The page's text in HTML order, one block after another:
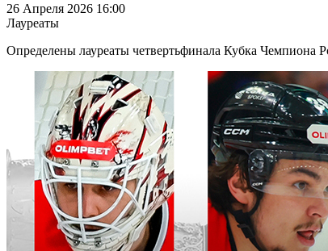
26 Апреля 2026 16:00
Лауреаты
Определены лауреаты четвертьфинала Кубка